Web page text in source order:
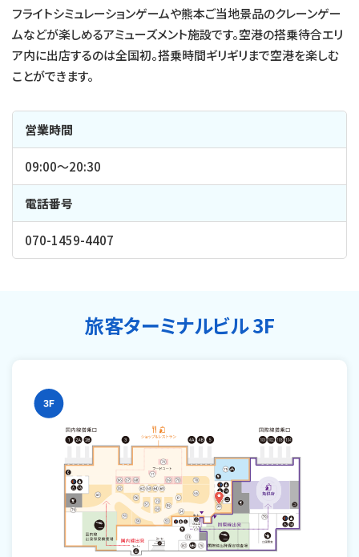
フライトシミュレーションゲームや熊本ご当地景品のクレーンゲー
ムなどが楽しめるアミューズメント施設です。空港の搭乗待合エリ
ア内に出店するのは全国初。搭乗時間ギリギリまで空港を楽しむ
ことができます。
営業時間
09:00〜20:30
電話番号
070-1459-4407
旅客ターミナルビル 3F